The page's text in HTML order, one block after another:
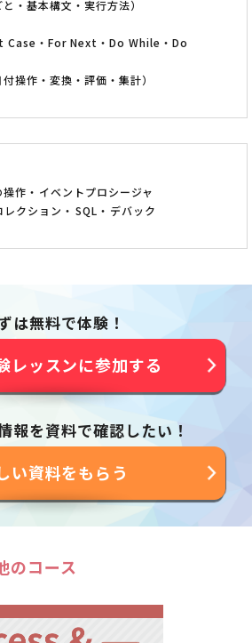
・基本構文・実行方法）
Case・For Next・Do While・Do
操作・変換・評価・集計）
操作
イベントプロシージャ
レクション SQL
デバック
は無料で体験！
レッスンに参加する
報を資料で確認したい！
い資料をもらう
のコース